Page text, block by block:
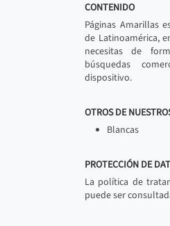
CONTENIDO
Páginas Amarillas
de Latinoamérica,
necesitas de
búsquedas
dispositivo.
OTROS DE
Blancas
PROTECCIÓN DE
La política de
puede ser